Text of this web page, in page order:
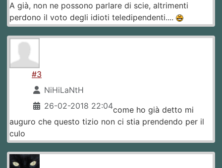
A già, non ne possono parlare di scie, altrimenti
perdono il voto degli idioti teledipendenti....
#3
NiHiLaNtH
26-02-2018 22:04come ho già detto mi
auguro che questo tizio non ci stia prendendo per il
culo